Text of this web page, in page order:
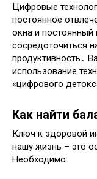
Цифровые
постоянное
окна и
сосредоточиться
продуктивность․
использование
«цифрового
Как найти
Ключ к здоровой
нашу жизнь – это
Необходимо: